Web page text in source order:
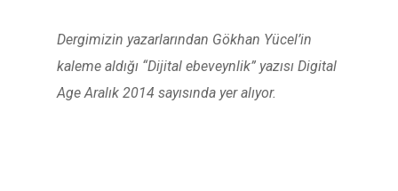
Dergimizin yazarlarından Gökhan Yücel’in
kaleme aldığı “Dijital ebeveynlik” yazısı Digital
Age Aralık 2014 sayısında yer alıyor.